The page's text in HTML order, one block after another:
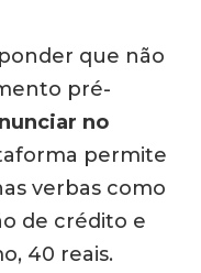
que não
pré-
no
permite
verbas como
de crédito e
40 reais.